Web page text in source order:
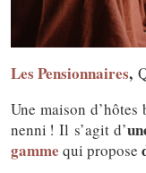
Les Pensionnaires,
Une maison d’hôtes
nenni ! Il s’agit d’
gamme qui propose